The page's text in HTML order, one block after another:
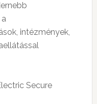
intézmények,
Secure